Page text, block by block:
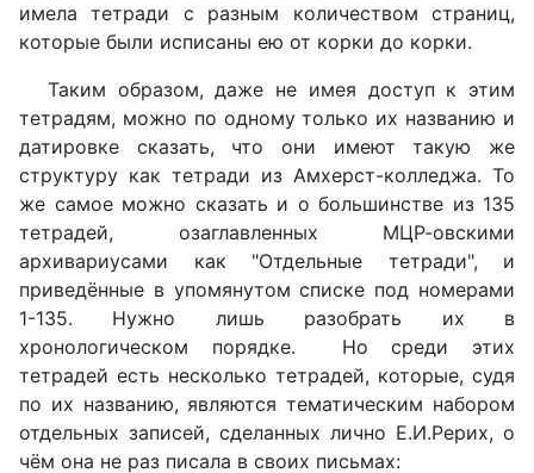
имела тетради с разным количеством страниц,
которые были исписаны ею от корки до корки.
Таким образом, даже не имея доступ к этим
тетрадям, можно по одному только их названию и
датировке сказать, что они имеют такую же
структуру как тетради из Амхерст-колледжа. То
же самое можно сказать и о большинстве из 135
тетрадей, озаглавленных МЦР-овскими
архивариусами как "Отдельные тетради", и
приведённые в упомянутом списке под номерами
1-135. Нужно лишь разобрать их в
хронологическом порядке. Но среди этих
тетрадей есть несколько тетрадей, которые, судя
по их названию, являются тематическим набором
отдельных записей, сделанных лично Е.И.Рерих, о
чём она не раз писала в своих письмах: